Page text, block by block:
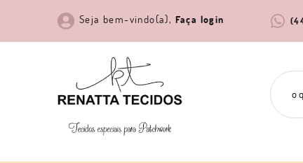
Seja bem-vindo(a), Faça login